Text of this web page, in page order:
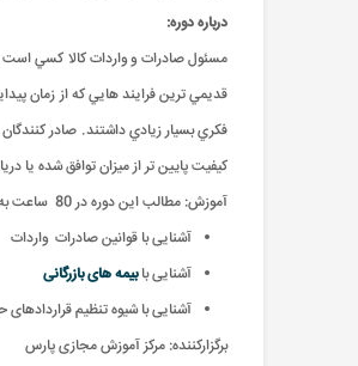
درباره دوره:
مسئول صادرات و واردات کالا کسي است
قديمي ترين فرايند هايي که از زمان
فکري بسيار زيادي داشتند. صادر
کيفيت پايين تر از ميزان توافق شده يا
آموزش: مطالب این دوره در 80 ساعت به صورت بسته آموزشی ارائه می گردد
آشنایی با قوانین صادرات واردات
آشنایی بابیمه های بازرگانی
آشنایی با شیوه تنظیم
برگزارکننده: مرکز آموزش مجازی پارس